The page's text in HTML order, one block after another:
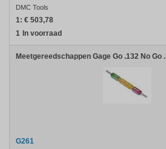
DMC Tools
1: € 503,78
1 In voorraad
Meetgereedschappen Gage Go .132 No Go
G261